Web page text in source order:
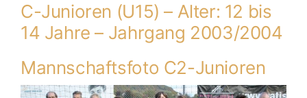
C-Junioren (U15) – Alter: 12 bis
14 Jahre – Jahrgang 2003/2004
Mannschaftsfoto C2-Junioren